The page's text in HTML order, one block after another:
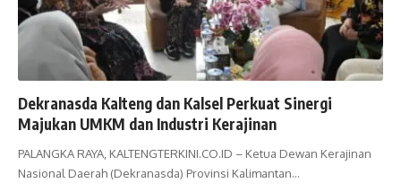
Dekranasda Kalteng dan Kalsel Perkuat Sinergi
Majukan UMKM dan Industri Kerajinan
PALANGKA RAYA, KALTENGTERKINI.CO.ID – Ketua Dewan Kerajinan
Nasional Daerah (Dekranasda) Provinsi Kalimantan…